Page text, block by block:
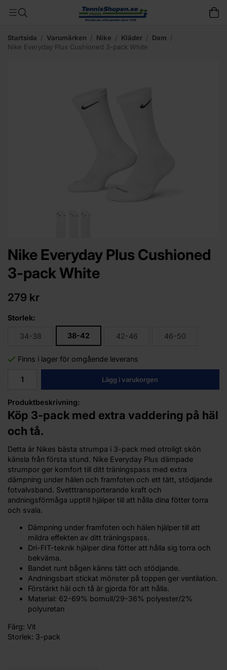
Startsida / Varumärken / Nike / Kläder / Dam /
Nike Everyday Plus Cushioned 3-pack White
Nike Everyday Plus Cushioned
3-pack White
279 kr
Storlek:
34-38 38-42 42-46 46-50
Finns i lager för omgående leverans
Lägg i varukorgen
Produktbeskrivning:
Köp 3-pack med extra vaddering på häl
och tå.
Detta är Nikes bästa strumpa i 3-pack med otroligt skön
känsla från första stund. Nike Everyday Plus dämpade
strumpor ger komfort till ditt träningspass med extra
dämpning under hälen och framfoten och ett tätt, stödjande
fotvalvsband. Svetttransporterande kraft och
andningsförmåga upptill hjälper till att hålla dina fötter torra
och svala.
Dämpning under framfoten och hälen hjälper till att
mildra effekten av ditt träningspass.
Dri-FIT-teknik hjälper dina fötter att hålla sig torra och
bekväma.
Bandet runt bågen känns tätt och stödjande.
Andningsbart stickat mönster på toppen ger ventilation.
Förstärkt häl och tå är gjorda för att hålla.
Material: 62-69% bomull/29-36% polyester/2%
polyuretan
Färg: Vit
Storlek: 3-pack